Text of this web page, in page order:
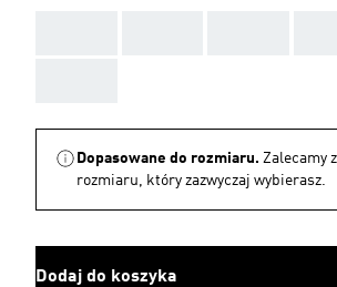
Dopasowane do rozmiaru. Zalecamy
rozmiaru, który zazwyczaj wybierasz.
Dodaj do koszyka